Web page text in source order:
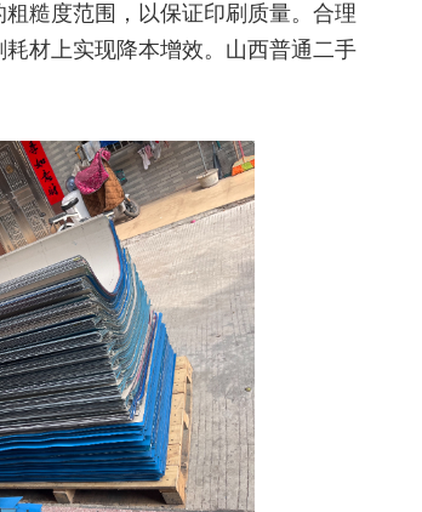
糙度范围，以保证印刷质量。合理
材上实现降本增效。山西普通二手